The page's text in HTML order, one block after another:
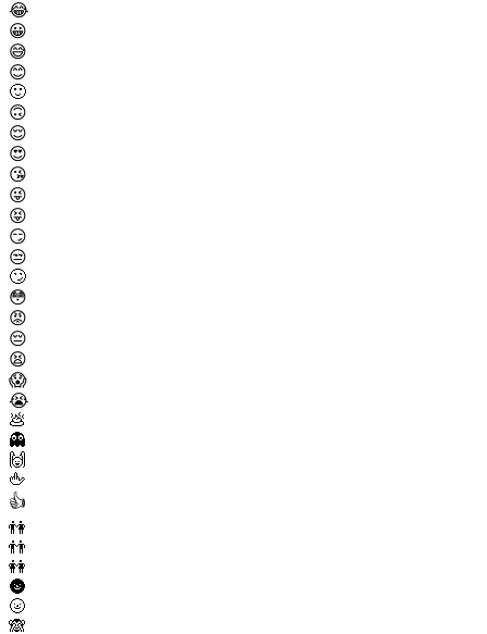
😂
😀
😅
😊
🙂
🙃
😌
😍
😘
😜
😝
😏
😒
🙄
😳
😡
😔
😫
😱
😭
💩
👻
🙌
🖕
👍
👫
👬
👭
🌚
🌝
🙈